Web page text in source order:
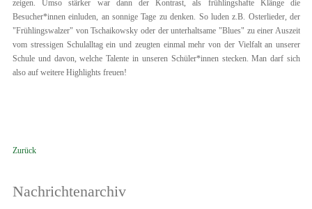
zeigen. Umso stärker war dann der Kontrast, als frühlingshafte Klänge die
Besucher*innen einluden, an sonnige Tage zu denken. So luden z.B. Osterlieder, der
"Frühlingswalzer" von Tschaikowsky oder der unterhaltsame "Blues" zu einer Auszeit
vom stressigen Schulalltag ein und zeugten einmal mehr von der Vielfalt an unserer
Schule und davon, welche Talente in unseren Schüler*innen stecken. Man darf sich
also auf weitere Highlights freuen!
Zurück
Nachrichtenarchiv